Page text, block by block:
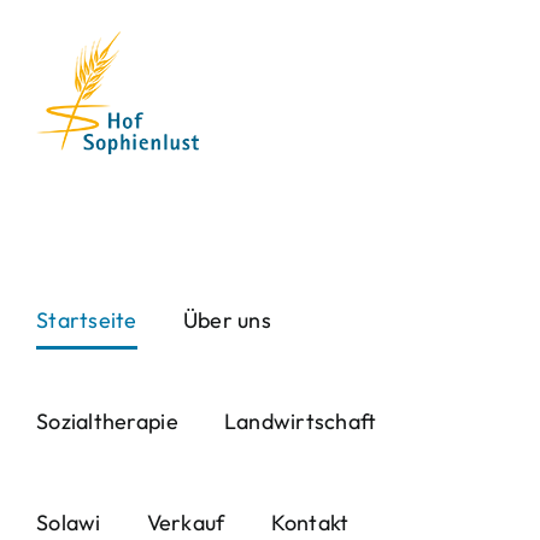
content
Startseite Über uns
Sozialtherapie Landwirtschaft
Solawi Verkauf Kontakt